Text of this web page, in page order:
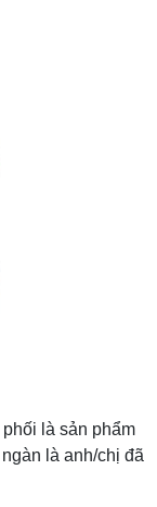
là sản phẩm
là anh/chị đã